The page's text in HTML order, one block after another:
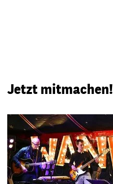
Jetzt mitmachen!